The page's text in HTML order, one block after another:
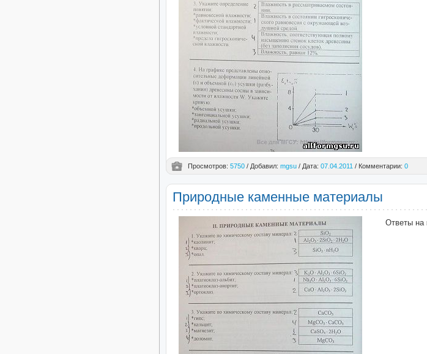
Просмотров: 5750 / Добавил: mgsu / Дата: 07.04.2011 / Комментарии: 0
Природные каменные материалы
Ответы на